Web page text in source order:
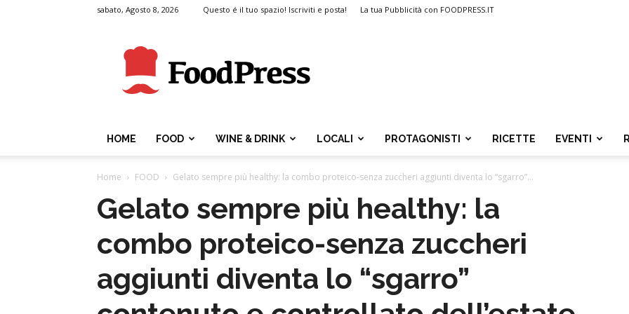
sabato, Agosto 8, 2026 Questo é il tuo spazio! Iscriviti e posta! La tua Pubblicità con FOODPRESS.IT
FoodPress
HOME FOOD WINE & DRINK LOCALI PROTAGONISTI RICETTE EVENTI
Home FOOD Gelato sempre più healthy: la combo proteico-senza zuccheri aggiunti diventa lo “sgarro”...
Gelato sempre più healthy: la
combo proteico-senza zuccheri
aggiunti diventa lo “sgarro”